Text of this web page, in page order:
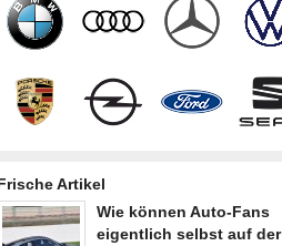
Artikel
Wie können Auto-Fans
eigentlich selbst auf der